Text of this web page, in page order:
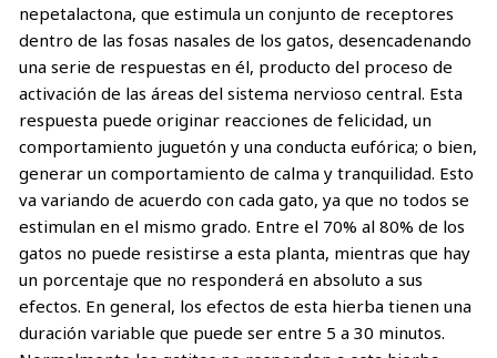
nepetalactona, que estimula un conjunto de receptores
dentro de las fosas nasales de los gatos, desencadenando
una serie de respuestas en él, producto del proceso de
activación de las áreas del sistema nervioso central. Esta
respuesta puede originar reacciones de felicidad, un
comportamiento juguetón y una conducta eufórica; o bien,
generar un comportamiento de calma y tranquilidad. Esto
va variando de acuerdo con cada gato, ya que no todos se
estimulan en el mismo grado. Entre el 70% al 80% de los
gatos no puede resistirse a esta planta, mientras que hay
un porcentaje que no responderá en absoluto a sus
efectos. En general, los efectos de esta hierba tienen una
duración variable que puede ser entre 5 a 30 minutos.